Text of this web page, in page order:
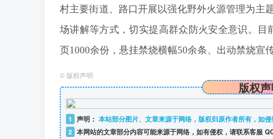
村主要街道、路口开展以强化野外火源管理为主
场讲解等方式，切实提高群众防火安全意识。
页1000余份，悬挂禁烧横幅50余条、出动禁烧宣
© 版权声明
版权
1 声明： 本站部分图片、文章来源于网络，版权归原作者所有，如
2 本网站的文章部分内容可能来源于网络，如有侵权，请联系客服